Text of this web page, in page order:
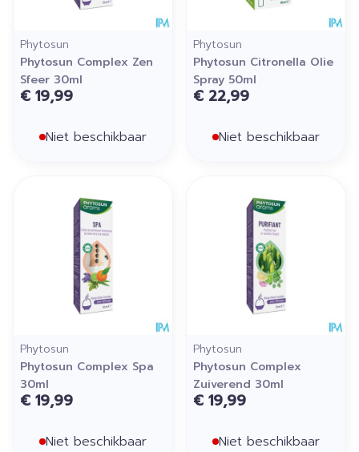
Phytosun
Phytosun Complex Zen
Sfeer 30ml
€ 19,99
Niet beschikbaar
Phytosun
Phytosun Citronella Olie
Spray 50ml
€ 22,99
Niet beschikbaar
Phytosun
Phytosun Complex Spa
30ml
€ 19,99
Niet beschikbaar
Phytosun
Phytosun Complex
Zuiverend 30ml
€ 19,99
Niet beschikbaar